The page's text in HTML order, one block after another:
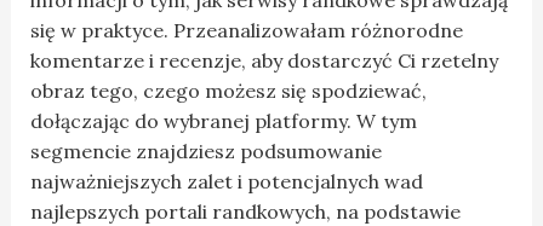
się w praktyce. Przeanalizowałam różnorodne
komentarze i recenzje, aby dostarczyć Ci rzetelny
obraz tego, czego możesz się spodziewać,
dołączając do wybranej platformy. W tym
segmencie znajdziesz podsumowanie
najważniejszych zalet i potencjalnych wad
najlepszych portali randkowych, na podstawie